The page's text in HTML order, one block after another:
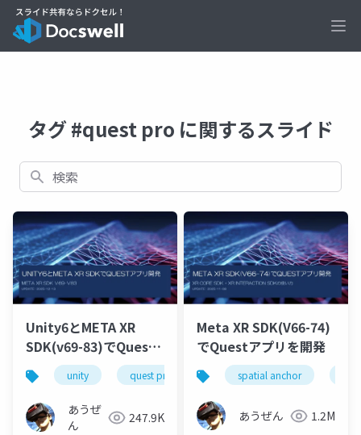
タグ #quest pro に関するスライド
検索
Unity6とMETA XR
SDK(v69-83)でQuest
アプリ開発
unity quest pro oculus integration
あうぜ
ん
247.9K
Meta XR SDK(V66-74)
でQuestアプリを開発
spatial anchor
あうぜん 1.2M